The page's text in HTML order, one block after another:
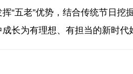
“五老”优势，结合传统节日挖
长为有理想、有担当的新时代